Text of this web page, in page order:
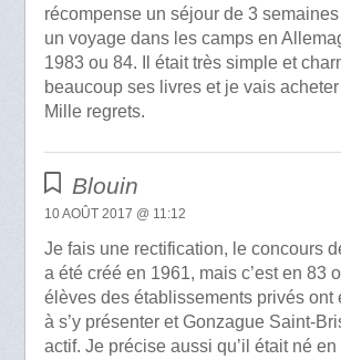
récompense un séjour de 3
un voyage dans les camps en
1983 ou 84. Il était très simple et
beaucoup ses livres et je vais
Mille regrets.
Blouin
10 AOÛT 2017 @ 11:12
Je fais une rectification, le concours
a été créé en 1961, mais c’est en 83
élèves des établissements privés ont
à s’y présenter et Gonzague Saint-
actif. Je précise aussi qu’il était né